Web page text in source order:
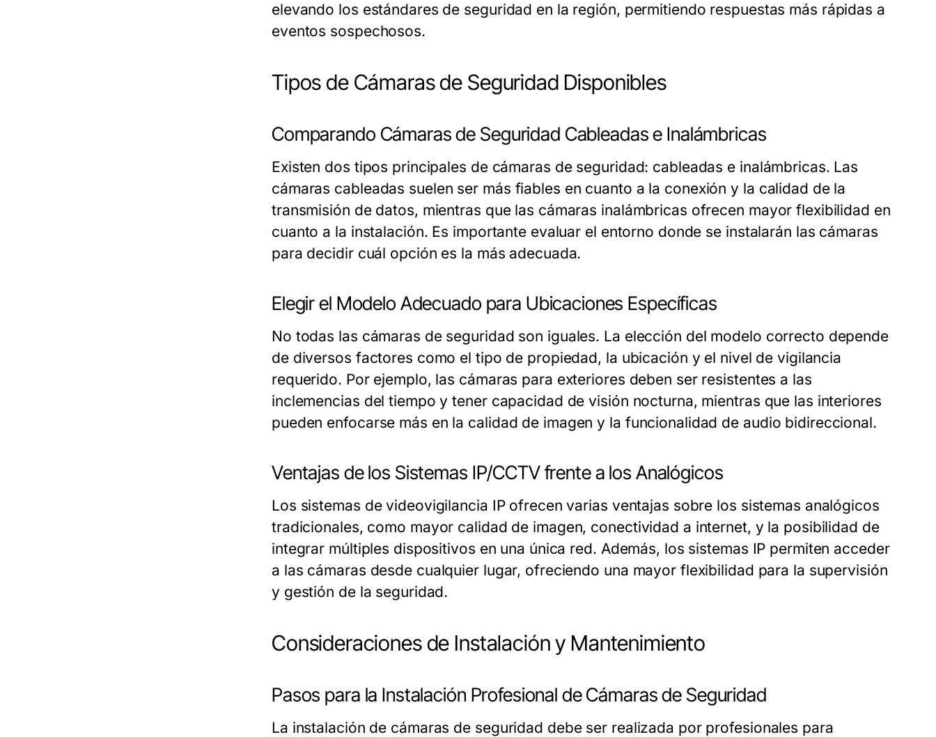
elevando los estándares de seguridad en la región, permitiendo respuestas más rápidas a
eventos sospechosos.
Tipos de Cámaras de Seguridad Disponibles
Comparando Cámaras de Seguridad Cableadas e Inalámbricas
Existen dos tipos principales de cámaras de seguridad: cableadas e inalámbricas. Las
cámaras cableadas suelen ser más fiables en cuanto a la conexión y la calidad de la
transmisión de datos, mientras que las cámaras inalámbricas ofrecen mayor flexibilidad en
cuanto a la instalación. Es importante evaluar el entorno donde se instalarán las cámaras
para decidir cuál opción es la más adecuada.
Elegir el Modelo Adecuado para Ubicaciones Específicas
No todas las cámaras de seguridad son iguales. La elección del modelo correcto depende
de diversos factores como el tipo de propiedad, la ubicación y el nivel de vigilancia
requerido. Por ejemplo, las cámaras para exteriores deben ser resistentes a las
inclemencias del tiempo y tener capacidad de visión nocturna, mientras que las interiores
pueden enfocarse más en la calidad de imagen y la funcionalidad de audio bidireccional.
Ventajas de los Sistemas IP/CCTV frente a los Analógicos
Los sistemas de videovigilancia IP ofrecen varias ventajas sobre los sistemas analógicos
tradicionales, como mayor calidad de imagen, conectividad a internet, y la posibilidad de
integrar múltiples dispositivos en una única red. Además, los sistemas IP permiten acceder
a las cámaras desde cualquier lugar, ofreciendo una mayor flexibilidad para la supervisión
y gestión de la seguridad.
Consideraciones de Instalación y Mantenimiento
Pasos para la Instalación Profesional de Cámaras de Seguridad
La instalación de cámaras de seguridad debe ser realizada por profesionales para